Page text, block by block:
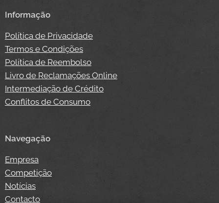
Informação
Política de Privacidade
Termos e Condições
Política de Reembolso
Livro de Reclamações Online
Intermediação de Crédito
Conflitos de Consumo
Navegação
Empresa
Competição
Notícias
Contacto